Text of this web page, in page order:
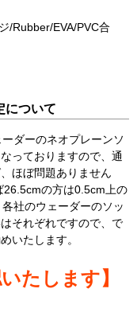
/Rubber/EVA/PVC合
について
ダーのネオプレーンソ
っておりますので、通
ほぼ問題ありません
の方は0.5cm上の
社のウェーダーのソッ
それぞれですので、で
いたします。
たします】